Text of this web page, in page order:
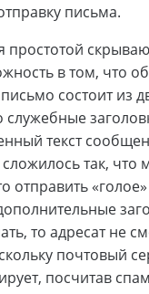
письма.
простотой
в том, что
состоит из
служебные
текст
сложилось так,
отправить
то адресат не
почтовый
посчитав